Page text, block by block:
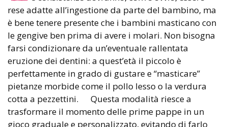
rese adatte all’ingestione da parte del bambino, ma
è bene tenere presente che i bambini masticano con
le gengive ben prima di avere i molari. Non bisogna
farsi condizionare da un’eventuale rallentata
eruzione dei dentini: a quest’età il piccolo è
perfettamente in grado di gustare e “masticare”
pietanze morbide come il pollo lesso o la verdura
cotta a pezzettini. Questa modalità riesce a
trasformare il momento delle prime pappe in un
gioco graduale e personalizzato, evitando di farlo